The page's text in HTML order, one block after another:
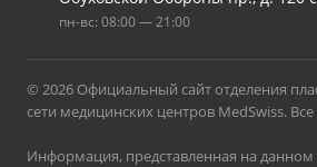
пн-вс: 08:00 — 21:00
© 2026 Официальный сайт отделения
сети медицинских центров MedSwiss.
Информация, представленная на данном